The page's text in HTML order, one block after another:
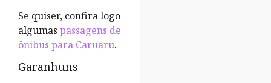
Se quiser, confira logo
algumas passagens de
ônibus para Caruaru.
Garanhuns